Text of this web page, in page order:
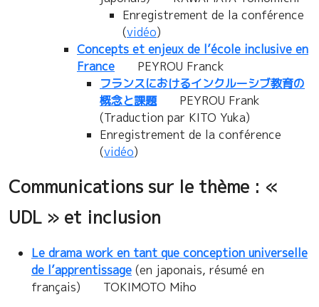
Enregistrement de la conférence
(vidéo)
Concepts et enjeux de l’école inclusive en
France PEYROU Franck
フランスにおけるインクルーシブ教育の
概念と課題PEYROU Frank
(Traduction par KITO Yuka)
Enregistrement de la conférence
(vidéo)
Communications sur le thème : «
UDL » et inclusion
Le drama work en tant que conception universelle
de l’apprentissage (en japonais, résumé en
français) TOKIMOTO Miho